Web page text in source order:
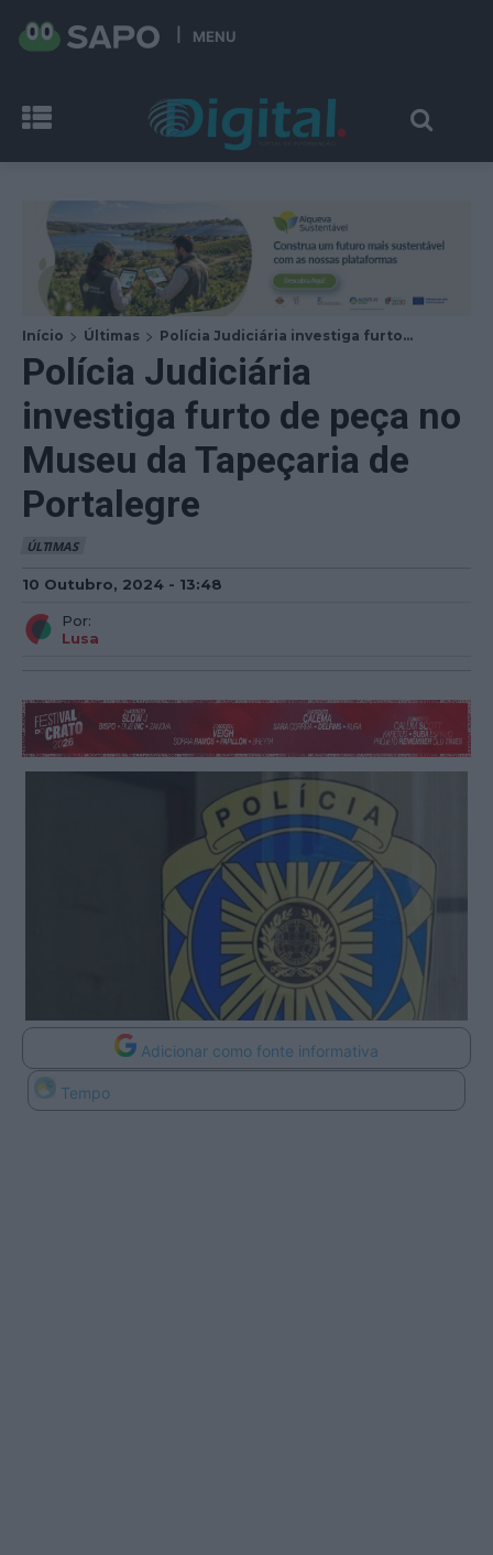
MENU
Início Últimas Polícia Judiciária investiga furto...
Polícia Judiciária
investiga furto de peça no
Museu da Tapeçaria de
Portalegre
ÚLTIMAS
10 Outubro, 2024 - 13:48
Por:
Lusa
Adicionar como fonte informativa
Tempo